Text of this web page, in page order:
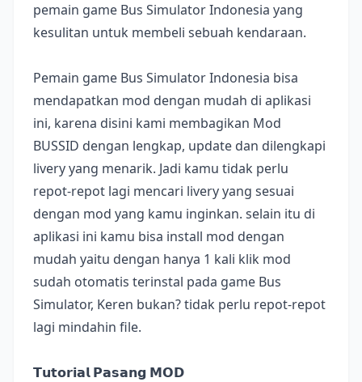
pemain game Bus Simulator Indonesia yang
kesulitan untuk membeli sebuah kendaraan.
Pemain game Bus Simulator Indonesia bisa
mendapatkan mod dengan mudah di aplikasi
ini, karena disini kami membagikan Mod
BUSSID dengan lengkap, update dan dilengkapi
livery yang menarik. Jadi kamu tidak perlu
repot-repot lagi mencari livery yang sesuai
dengan mod yang kamu inginkan. selain itu di
aplikasi ini kamu bisa install mod dengan
mudah yaitu dengan hanya 1 kali klik mod
sudah otomatis terinstal pada game Bus
Simulator, Keren bukan? tidak perlu repot-repot
lagi mindahin file.
𝗧𝘂𝘁𝗼𝗿𝗶𝗮𝗹 𝗣𝗮𝘀𝗮𝗻𝗴 𝗠𝗢𝗗